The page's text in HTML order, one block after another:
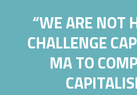
“WE ARE NOT
CHALLENGE
MA TO